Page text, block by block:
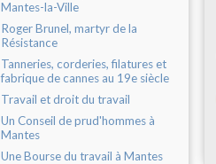
Mantes-la-Ville
Roger Brunel, martyr de la
Résistance
Tanneries, corderies, filatures et
fabrique de cannes au 19e siècle
Travail et droit du travail
Un Conseil de prud'hommes à
Mantes
Une Bourse du travail à Mantes